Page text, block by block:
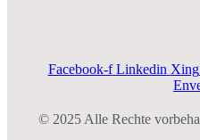
Facebook-f Linkedin Xing
© 2025 Alle Rechte